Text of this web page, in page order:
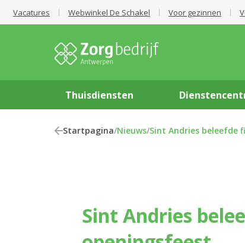
Vacatures Webwinkel De Schakel Voor gezinnen
Thuisdiensten
Startpagina/Nieuws/Sint Andries beleefde
Sint Andries